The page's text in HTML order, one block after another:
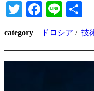
Twitter Line
category ドロシア / 技